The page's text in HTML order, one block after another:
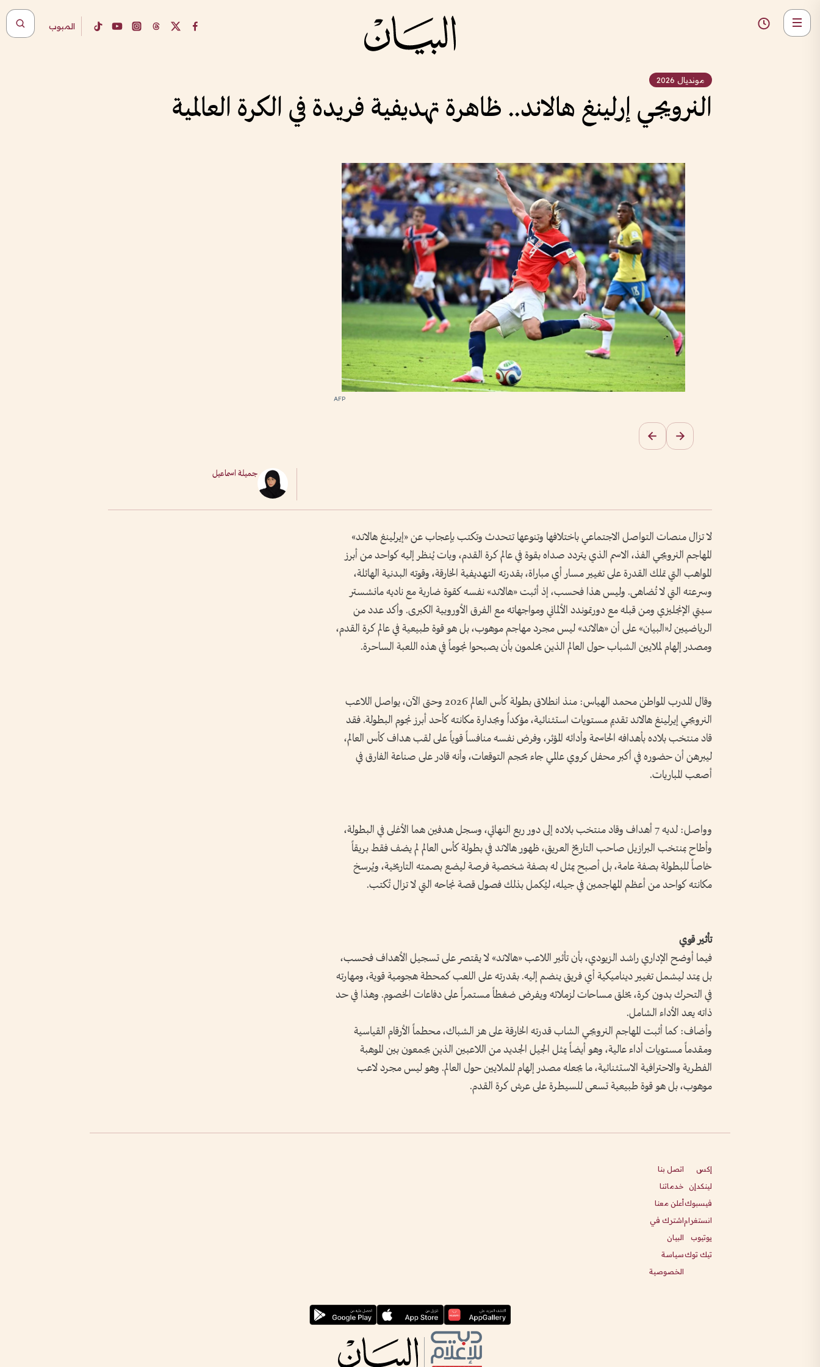
المبوب
مونديال 2026
النرويجي إرلينغ هالاند.. ظاهرة تهديفية فريدة في الكرة العالمية
AFP
جميلة اسماعيل
لا تزال منصات التواصل الاجتماعي باختلافها وتنوعها تتحدث وتكتب بإعجاب عن «إيرلينغ هالاند»
المهاجم النرويجي الفذ، الاسم الذي يتردد صداه بقوة في عالم كرة القدم، وبات يُنظر إليه كواحد من أبرز
المواهب التي تملك القدرة على تغيير مسار أي مباراة، بقدرته التهديفية الخارقة، وقوته البدنية الهائلة،
وسرعته التي لا تُضاهى. وليس هذا فحسب، إذ أثبت «هالاند» نفسه كقوة ضاربة مع ناديه مانشستر
سيتي الإنجليزي ومن قبله مع دورتموندد الألماني ومواجهاته مع الفرق الأوروبية الكبرى. وأكد عدد من
الرياضيين لـ«البيان» على أن «هالاند» ليس مجرد مهاجم موهوب، بل هو قوة طبيعية في عالم كرة القدم،
ومصدر إلهام لملايين الشباب حول العالم الذين يحلمون بأن يصبحوا نجوماً في هذه اللعبة الساحرة.
وقال المدرب المواطن محمد الهياس: منذ انطلاق بطولة كأس العالم 2026 وحتى الآن، يواصل اللاعب
النرويجي إيرلينغ هالاند تقديم مستويات استثنائية، مؤكداً وبجدارة مكانته كأحد أبرز نجوم البطولة. فقد
قاد منتخب بلاده بأهدافه الحاسمة وأدائه المؤثر، وفرض نفسه منافساً قوياً على لقب هداف كأس العالم،
ليبرهن أن حضوره في أكبر محفل كروي عالمي جاء بحجم التوقعات، وأنه قادر على صناعة الفارق في
أصعب المباريات.
وواصل: لديه 7 أهداف وقاد منتخب بلاده إلى دور ربع النهائي، وسجل هدفين هما الأغلى في البطولة،
وأطاح بمنتخب البرازيل صاحب التاريخ العريق، ظهور هالاند في بطولة كأس العالم لم يضف فقط بريقاً
خاصاً للبطولة بصفة عامة، بل أصبح يمثل له بصفة شخصية فرصة ليضع بصمته التاريخية، ويُرسخ
مكانته كواحد من أعظم المهاجمين في جيله، ليُكمل بذلك فصول قصة نجاحه التي لا تزال تُكتب.
تأثير قوي
فيما أوضح الإداري راشد الزيودي، بأن تأثير اللاعب «هالاند» لا يقتصر على تسجيل الأهداف فحسب،
بل يمتد ليشمل تغيير ديناميكية أي فريق ينضم إليه. بقدرته على اللعب كمحطة هجومية قوية، ومهارته
في التحرك بدون كرة، يخلق مساحات لزملائه ويفرض ضغطاً مستمراً على دفاعات الخصوم. وهذا في حد
ذاته يعد الأداء الشامل.
وأضاف: كما أثبت المهاجم النرويجي الشاب قدرته الخارقة على هز الشباك، محطماً الأرقام القياسية
ومقدماً مستويات أداء عالية، وهو أيضاً يمثل الجيل الجديد من اللاعبين الذين يجمعون بين الموهبة
الفطرية والاحترافية الاستثنائية، ما يجعله مصدر إلهام للملايين حول العالم. وهو ليس مجرد لاعب
موهوب، بل هو قوة طبيعية تسعى للسيطرة على عرش كرة القدم.
إكس
لينكدإن
فيسبوك
انستغرام
يوتيوب
تيك توك
اتصل بنا
خدماتنا
أعلن معنا
اشترك في
البيان
سياسة
الخصوصية